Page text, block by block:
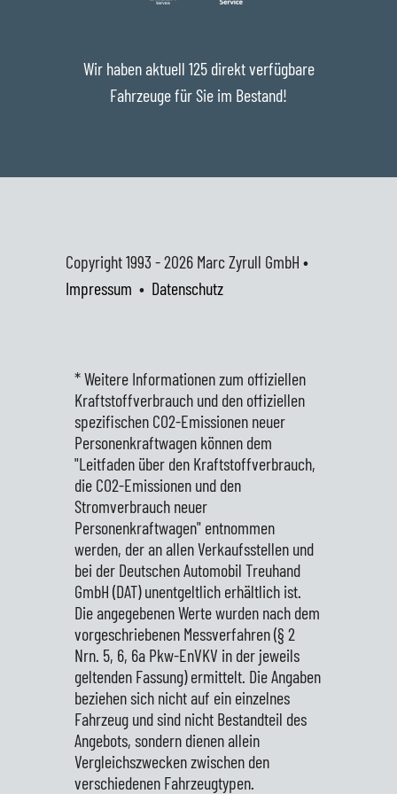
Wir haben aktuell 125 direkt verfügbare
Fahrzeuge für Sie im Bestand!
Copyright 1993 - 2026 Marc Zyrull GmbH •
Impressum • Datenschutz
* Weitere Informationen zum offiziellen
Kraftstoffverbrauch und den offiziellen
spezifischen CO2-Emissionen neuer
Personenkraftwagen können dem
"Leitfaden über den Kraftstoffverbrauch,
die CO2-Emissionen und den
Stromverbrauch neuer
Personenkraftwagen" entnommen
werden, der an allen Verkaufsstellen und
bei der Deutschen Automobil Treuhand
GmbH (DAT) unentgeltlich erhältlich ist.
Die angegebenen Werte wurden nach dem
vorgeschriebenen Messverfahren (§ 2
Nrn. 5, 6, 6a Pkw-EnVKV in der jeweils
geltenden Fassung) ermittelt. Die Angaben
beziehen sich nicht auf ein einzelnes
Fahrzeug und sind nicht Bestandteil des
Angebots, sondern dienen allein
Vergleichszwecken zwischen den
verschiedenen Fahrzeugtypen.